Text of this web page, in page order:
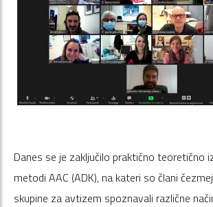
Danes se je zaključilo praktično teoretično
metodi AAC (ADK), na kateri so člani
skupine za avtizem spoznavali različne